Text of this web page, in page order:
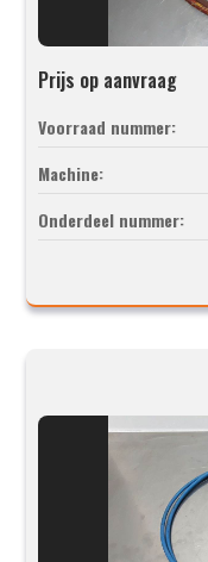
Prijs op aanvraag
Voorraad nummer:
Machine:
Onderdeel nummer: